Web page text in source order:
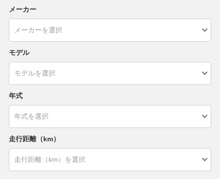
メーカー
モデル
年式
走行距離（km）